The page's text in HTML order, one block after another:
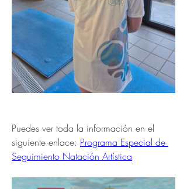
Puedes ver toda la información en el
siguiente enlace: Programa Especial de
Seguimiento Natación Artística